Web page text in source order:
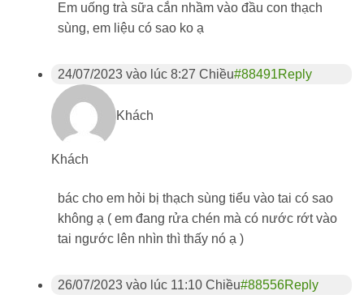
Em uống trà sữa cắn nhầm vào đầu con thạch
sùng, em liệu có sao ko ạ
24/07/2023 vào lúc 8:27 Chiều#88491Reply
Khách
Khách
bác cho em hỏi bị thạch sùng tiểu vào tai có sao
không ạ ( em đang rửa chén mà có nước rớt vào
tai ngước lên nhìn thì thấy nó ạ )
26/07/2023 vào lúc 11:10 Chiều#88556Reply